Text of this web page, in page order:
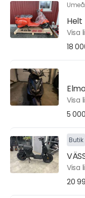
Umeå
Helt
Visa
18
Visa
5
Butik
Visa
20